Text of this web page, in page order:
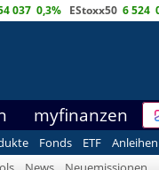
037 0,3% EStoxx50 6 524
myfinanzen
Fonds ETF Anleihen